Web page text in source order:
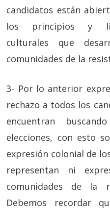
candidatos están
los principios y
culturales que
comunidades de la
3- Por lo anterior
rechazo a todos los
encuentran
elecciones, con esto
expresión colonial de
representan ni
comunidades de la
Debemos recordar